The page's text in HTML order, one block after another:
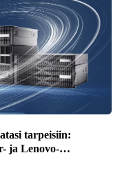
tarpeisiin:
ja Lenovo-